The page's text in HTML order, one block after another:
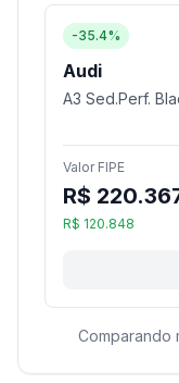
-35.4%
Audi
A3 Sed.Perf.
Valor FIPE
R$
R$ 120.848
Comparando